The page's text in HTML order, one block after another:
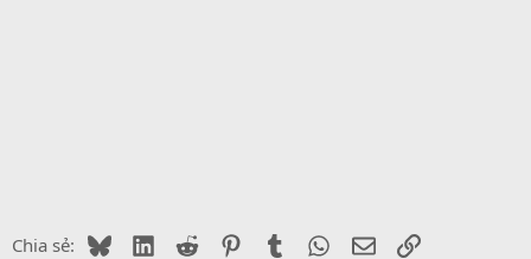
Chia sẻ: BlueskyLinkedIn
Reddit PinterestTumblr WhatsApp
EmailLink